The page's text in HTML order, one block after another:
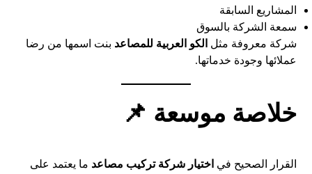
المشاريع السابقة
سمعة الشركة بالسوق
شركة معروفة مثل الكو العربية للمصاعد بنت اسمها من رضا
عملائها وجودة خدماتها.
خلاصة موسعة 📌
القرار الصحيح في اختيار شركة تركيب مصاعد ما يعتمد على